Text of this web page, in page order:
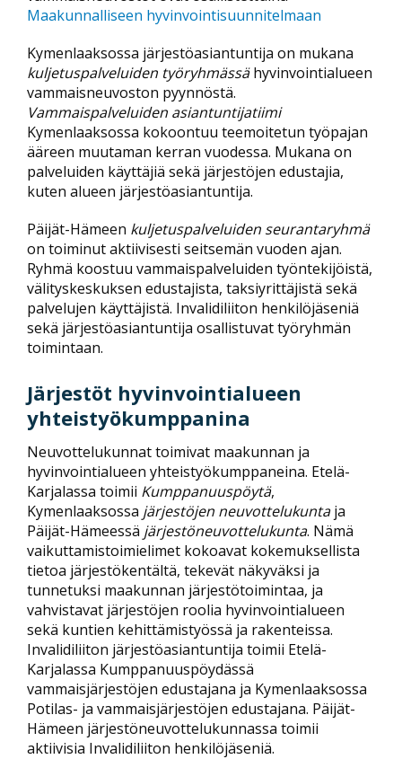
Maakunnalliseen hyvinvointisuunnitelmaan
Kymenlaaksossa järjestöasiantuntija on mukana
kuljetuspalveluiden työryhmässähyvinvointialueen
vammaisneuvoston pyynnöstä.
Vammaispalveluiden asiantuntijatiimi
Kymenlaaksossa kokoontuu teemoitetun työpajan
ääreen muutaman kerran vuodessa. Mukana on
palveluiden käyttäjiä sekä järjestöjen edustajia,
kuten alueen järjestöasiantuntija.
Päijät-Hämeen kuljetuspalveluiden seurantaryhmä
on toiminut aktiivisesti seitsemän vuoden ajan.
Ryhmä koostuu vammaispalveluiden työntekijöistä,
välityskeskuksen edustajista, taksiyrittäjistä sekä
palvelujen käyttäjistä. Invalidiliiton henkilöjäseniä
sekä järjestöasiantuntija osallistuvat työryhmän
toimintaan.
Järjestöt hyvinvointialueen
yhteistyökumppanina
Neuvottelukunnat toimivat maakunnan ja
hyvinvointialueen yhteistyökumppaneina. Etelä-
Karjalassa toimii Kumppanuuspöytä,
Kymenlaaksossa järjestöjen neuvottelukuntaja
Päijät-Hämeessä järjestöneuvottelukunta. Nämä
vaikuttamistoimielimet kokoavat kokemuksellista
tietoa järjestökentältä, tekevät näkyväksi ja
tunnetuksi maakunnan järjestötoimintaa, ja
vahvistavat järjestöjen roolia hyvinvointialueen
sekä kuntien kehittämistyössä ja rakenteissa.
Invalidiliiton järjestöasiantuntija toimii Etelä-
Karjalassa Kumppanuuspöydässä
vammaisjärjestöjen edustajana ja Kymenlaaksossa
Potilas- ja vammaisjärjestöjen edustajana. Päijät-
Hämeen järjestöneuvottelukunnassa toimii
aktiivisia Invalidiliiton henkilöjäseniä.